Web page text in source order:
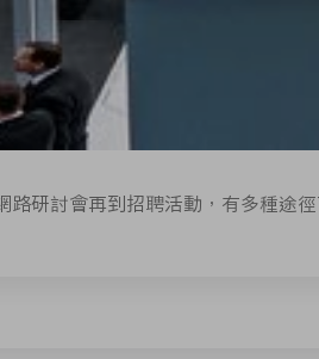
路研討會再到招聘活動，有多種途